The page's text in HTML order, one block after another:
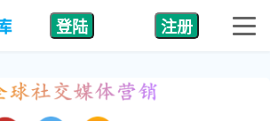
登陆 注册